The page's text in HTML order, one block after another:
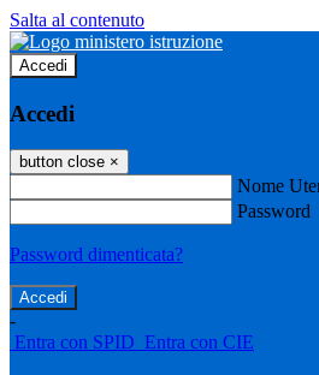
Salta al contenuto
Accedi
Accedi
button close ×
Nome
Password
Password dimenticata?
-
Entra con SPID Entra con CIE